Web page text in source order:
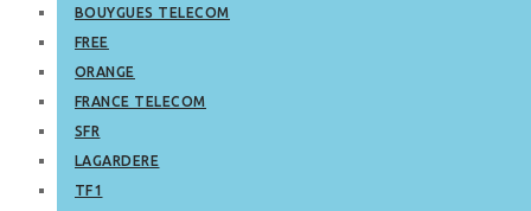
BOUYGUES TELECOM
FREE
ORANGE
FRANCE TELECOM
SFR
LAGARDERE
TF1